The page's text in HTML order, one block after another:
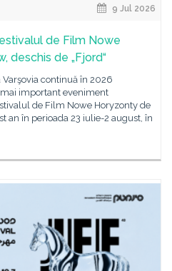
9 Jul 2026
de Film Nowe
deschis de „Fjord“
continuă în 2026
important eveniment
de Film Nowe Horyzonty de
an în perioada 23 iulie-2 august, în